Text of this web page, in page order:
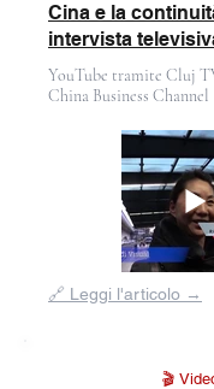
Cina e la
intervista
YouTube tramite Cluj
China Business Channel
dalla
galleria
🔗 Leggi l'articolo →
🎬